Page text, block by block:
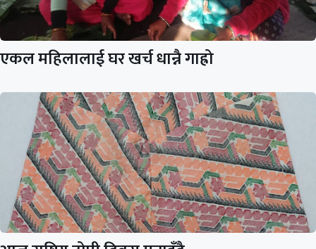
एकल महिलालाई घर खर्च धान्नै गाह्रो